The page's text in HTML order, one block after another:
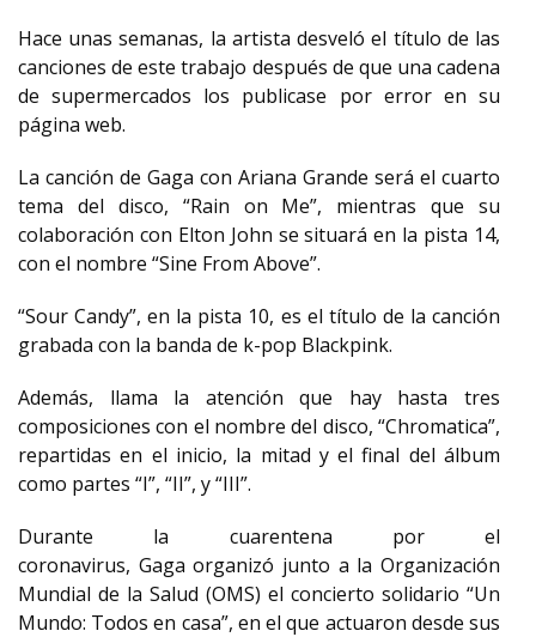
Hace unas semanas, la artista desveló el título de las
canciones de este trabajo después de que una cadena
de supermercados los publicase por error en su
página web.
La canción de Gaga con Ariana Grande será el cuarto
tema del disco, “Rain on Me”, mientras que su
colaboración con Elton John se situará en la pista 14,
con el nombre “Sine From Above”.
“Sour Candy”, en la pista 10, es el título de la canción
grabada con la banda de k-pop Blackpink.
Además, llama la atención que hay hasta tres
composiciones con el nombre del disco, “Chromatica”,
repartidas en el inicio, la mitad y el final del álbum
como partes “I”, “II”, y “III”.
Durante la cuarentena por el
coronavirus, Gaga organizó junto a la Organización
Mundial de la Salud (OMS) el concierto solidario “Un
Mundo: Todos en casa”, en el que actuaron desde sus